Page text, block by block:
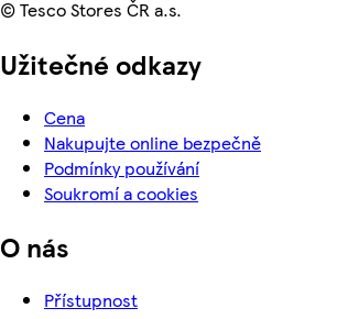
© Tesco Stores ČR a.s.
Užitečné odkazy
Cena
Nakupujte online bezpečně
Podmínky používání
Soukromí a cookies
O nás
Přístupnost